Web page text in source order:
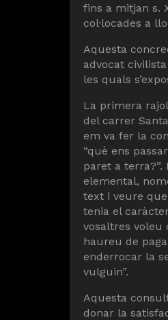
fins a mitjan s.
col·locades a
Aquesta
advocat
les quals
La primera
del carrer
em va fer la
“què ens
paret a
elemental,
text i veure
tenia el
vosaltres
haureu de
enderrocar la
vulguin”.
Aquesta
donar la